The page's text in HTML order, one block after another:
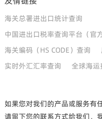
海关总署进出口统计查询
中国进出口税率查询平台（官
海关编码（HS CODE）查询
实时外汇汇率查询
全球海运
如果您对我们的产品或服务有
请留下您的联系方式给我们，